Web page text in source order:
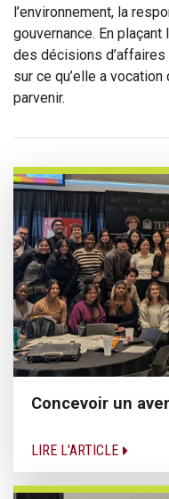
l’environnement, la
gouvernance. En
des décisions d’affaires
sur ce qu’elle a
parvenir.
Concevoir un
LIRE L'ARTICLE